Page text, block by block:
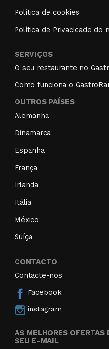
Política de cookies
Política de Privacidade do
SERVIÇOS
O seu restaurante no
Como funciona o
OUTROS PAÍSES
Alemanha
Dinamarca
Espanha
França
Irlanda
Itália
México
Suíça
CONTACTO
Contacte-nos
Facebook
instagram
AS MELHORES OFERTAS
SEU E-MAIL